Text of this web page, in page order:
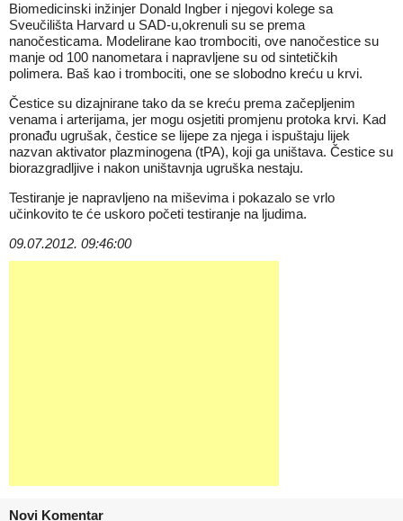
Biomedicinski inžinjer Donald Ingber i njegovi kolege sa
Sveučilišta Harvard u SAD-u,okrenuli su se prema
nanočesticama. Modelirane kao trombociti, ove nanočestice su
manje od 100 nanometara i napravljene su od sintetičkih
polimera. Baš kao i trombociti, one se slobodno kreću u krvi.
Čestice su dizajnirane tako da se kreću prema začepljenim
venama i arterijama, jer mogu osjetiti promjenu protoka krvi. Kad
pronađu ugrušak, čestice se lijepe za njega i ispuštaju lijek
nazvan aktivator plazminogena (tPA), koji ga uništava. Čestice su
biorazgradljive i nakon uništavnja ugruška nestaju.
Testiranje je napravljeno na miševima i pokazalo se vrlo
učinkovito te će uskoro početi testiranje na ljudima.
09.07.2012. 09:46:00
Novi Komentar